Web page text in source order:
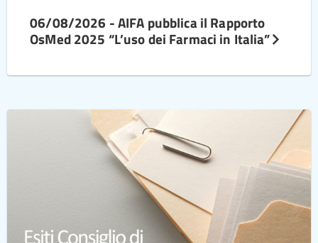
06/08/2026 - AIFA pubblica il Rapporto
OsMed 2025 “L’uso dei Farmaci in Italia”